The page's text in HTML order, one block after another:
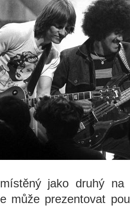
jako druhý
může prezentovat